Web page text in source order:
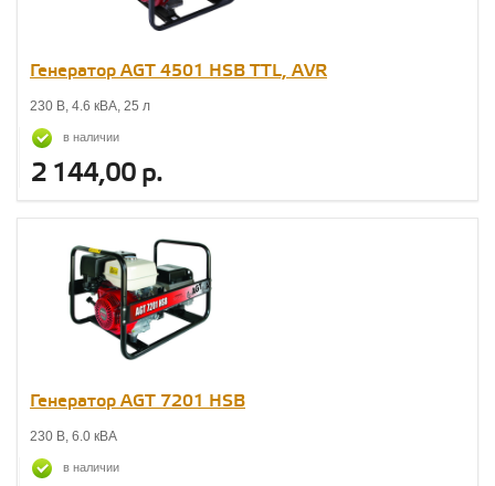
Генератор AGT 4501 НSB TTL, AVR
230 В, 4.6 кВА, 25 л
в наличии
2 144,00 р.
Генератор AGT 7201 НSB
230 В, 6.0 кВА
в наличии